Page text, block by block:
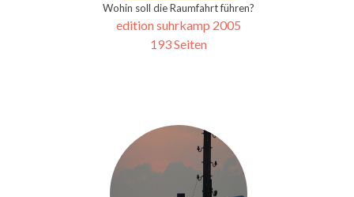
Wohin soll die Raumfahrt führen?
edition suhrkamp 2005
193 Seiten